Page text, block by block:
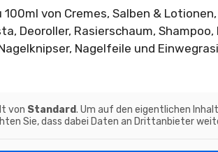
von Cremes, Salben &
Deoroller, Rasierschaum, Shampoo,
Nagelfeile und
von Standard. Um auf den eigentlichen
Sie, dass dabei Daten an Drittanbieter